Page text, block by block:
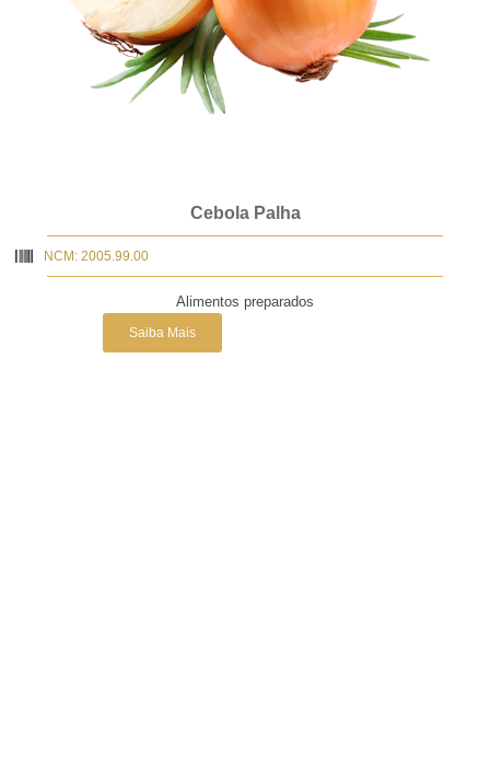
Cebola Palha
NCM: 2005.99.00
Alimentos preparados
Saiba Mais